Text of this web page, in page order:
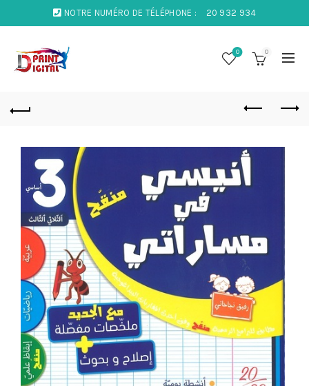
NOTRE NUMÉRO DE TÉLÉPHONE : 20 932 934
0 0